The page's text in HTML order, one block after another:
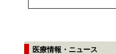
医療情報・ニュース